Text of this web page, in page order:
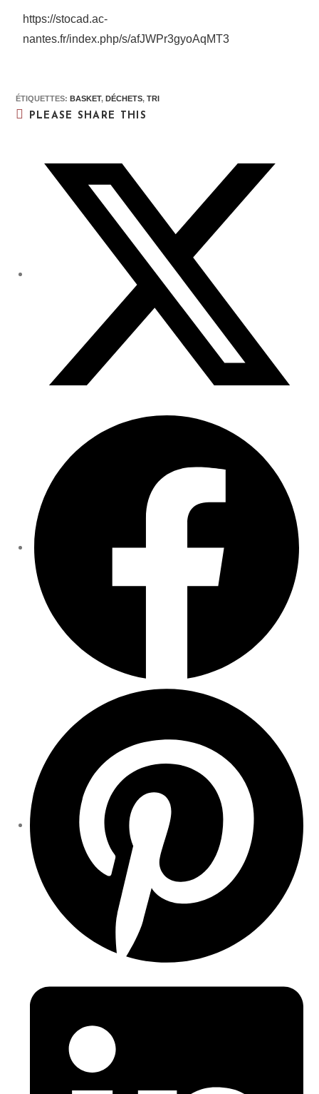
https://stocad.ac-
nantes.fr/index.php/s/afJWPr3gyoAqMT3
ÉTIQUETTES:BASKET, DÉCHETS, TRI
PLEASE SHARE THIS